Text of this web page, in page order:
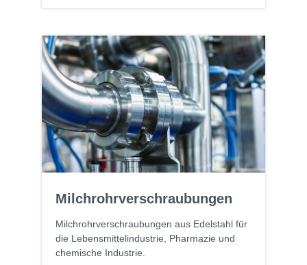
Milchrohrverschraubungen
Milchrohrverschraubungen aus Edelstahl für
die Lebensmittelindustrie, Pharmazie und
chemische Industrie.